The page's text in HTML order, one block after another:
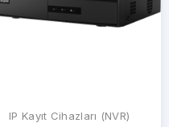
IP Kayıt Cihazları (NVR)